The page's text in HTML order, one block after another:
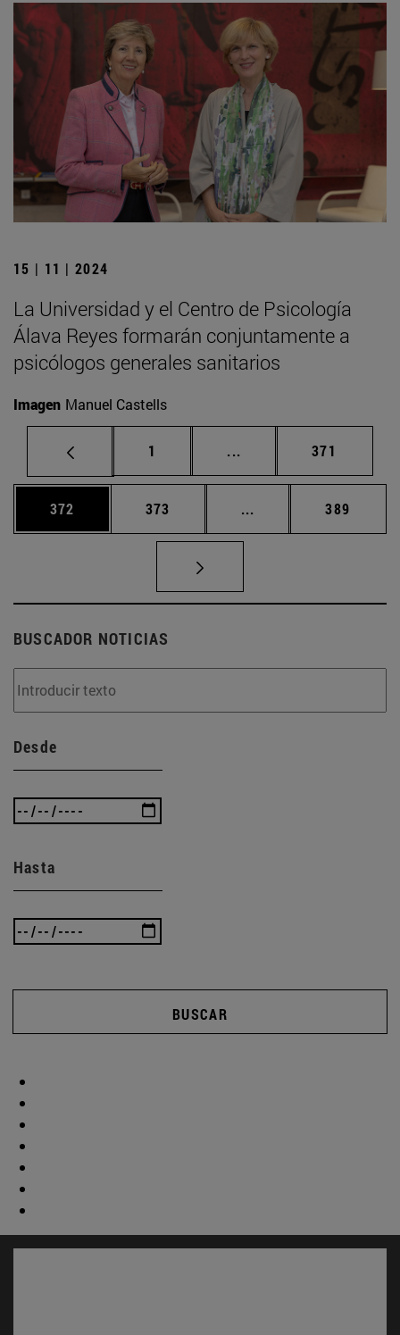
15 | 11 | 2024
La Universidad y el Centro de Psicología
Álava Reyes formarán conjuntamente a
psicólogos generales sanitarios
Imagen Manuel Castells
Página
1 ... Páginas intermedias
Página
371
Página
372 Página
373 ... Páginas intermedias
Página
389
BUSCADOR NOTICIAS
Desde
Hasta
BUSCAR